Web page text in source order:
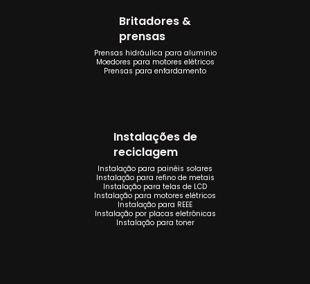
Britadores &
prensas
Prensas hidráulica para aluminio
Moedores para motores elétricos
Prensas para enfardamento
Instalações de
reciclagem
Instalação para painéis solares
Instalação para refino de metais
Instalação para telas de LCD
Instalação para motores elétricos
Instalação para REEE
Instalação por placas eletrônicas
Instalação para toner